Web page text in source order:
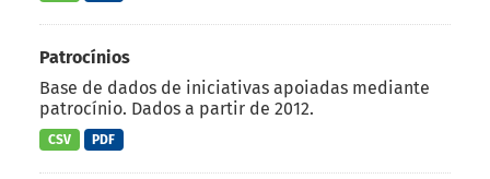
Patrocínios
Base de dados de iniciativas apoiadas mediante
patrocínio. Dados a partir de 2012.
CSV PDF